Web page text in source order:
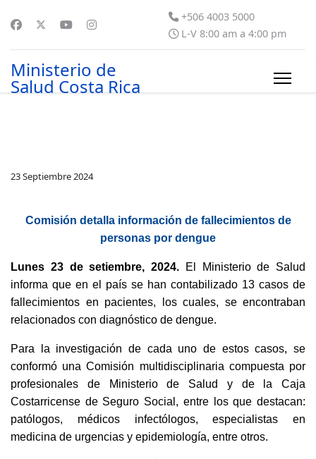
+506 4003 5000
L-V 8:00 am a 4:00 pm
Ministerio de
Salud Costa Rica
23 Septiembre 2024
Comisión detalla información de fallecimientos de
personas por dengue
Lunes 23 de setiembre, 2024. El Ministerio de Salud
informa que en el país se han contabilizado 13 casos de
fallecimientos en pacientes, los cuales, se encontraban
relacionados con diagnóstico de dengue.
Para la investigación de cada uno de estos casos, se
conformó una Comisión multidisciplinaria compuesta por
profesionales de Ministerio de Salud y de la Caja
Costarricense de Seguro Social, entre los que destacan:
patólogos, médicos infectólogos, especialistas en
medicina de urgencias y epidemiología, entre otros.